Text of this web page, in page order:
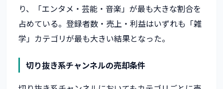
り、「エンタメ・芸能・音楽」が最も大きな割合を
占めている。登録者数・売上・利益はいずれも「雑
学」カテゴリが最も大きい結果となった。
切り抜き系チャンネルの売却条件